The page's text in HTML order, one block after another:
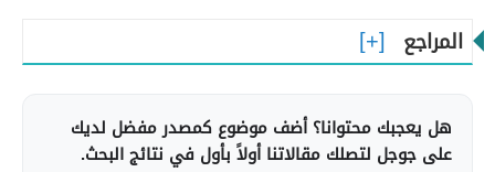
المراجع
هل يعجبك محتوانا؟ أضف موضوع كمصدر مفضل لديك
على جوجل لتصلك مقالاتنا أولاً بأول في نتائج البحث.